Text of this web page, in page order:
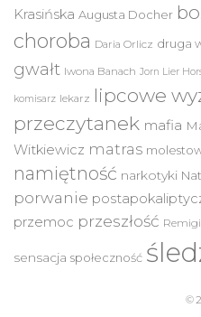
Krasińska Augusta Docher
choroba Daria Orlicz druga
gwałt Iwona Banach Jorn Lier
komisarz lekarz lipcowe
przeczytanek mafia
Witkiewicz matras
namiętność narkotyki
porwanie
przemoc przeszłość
sensacja społeczność
©